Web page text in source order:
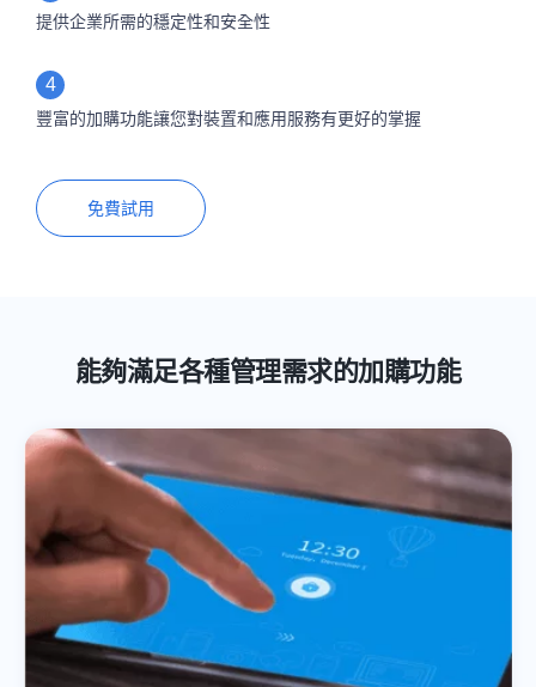
提供企業所需的穩定性和安全性
4
豐富的加購功能讓您對裝置和應用服務有更好的掌握
免費試用
能夠滿足各種管理需求的加購功能